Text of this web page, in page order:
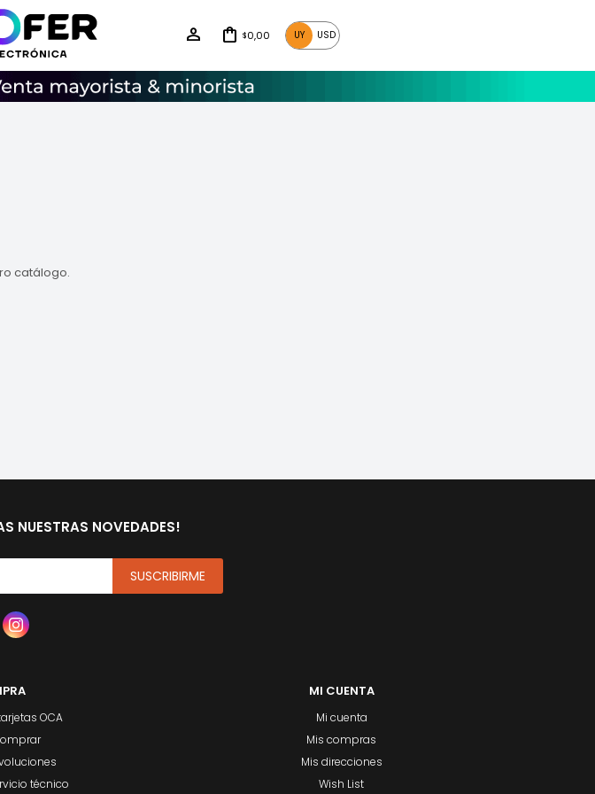
$0,00 UY USD
catálogo.
OCA
técnico
MI CUENTA
Mi cuenta
Mis compras
Mis direcciones
Wish List
NUESTRAS NOVEDADES!
SUSCRIBIRME
